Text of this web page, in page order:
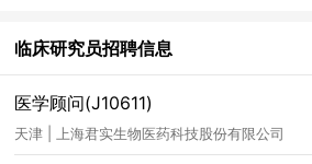
临床研究员招聘信息
医学顾问(J10611)
天津 | 上海君实生物医药科技股份有限公司